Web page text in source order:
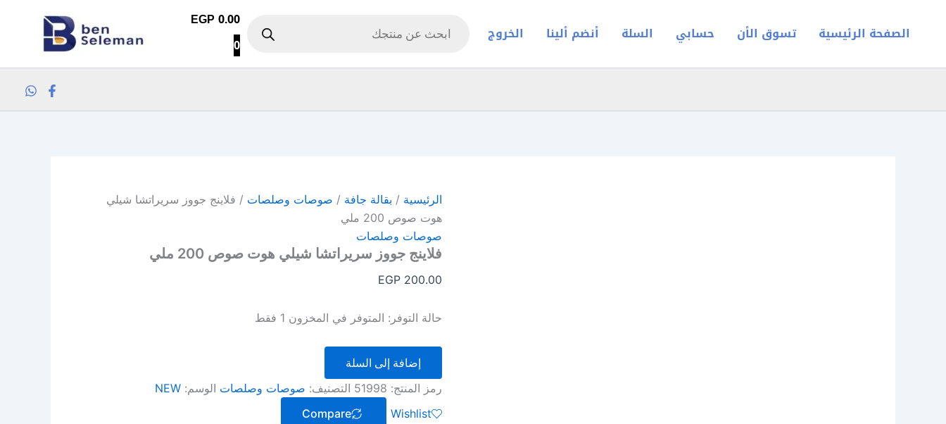
الصفحة الرئيسية تسوق الأن حسابي السلة أنضم ألينا الخروج search
EGP0.00
0
الرئيسية / بقالة جافة / صوصات وصلصات / فلاينج جووز سريراتشا شيلي
هوت صوص 200 ملي
صوصات وصلصات
فلاينج جووز سريراتشا شيلي هوت صوص 200 ملي
EGP200.00
حالة التوفر: المتوفر في المخزون 1 فقط
إضافة إلى السلة
رمز المنتج: 51998 التصنيف: صوصات وصلصات الوسم:NEW
Wishlist
Compare